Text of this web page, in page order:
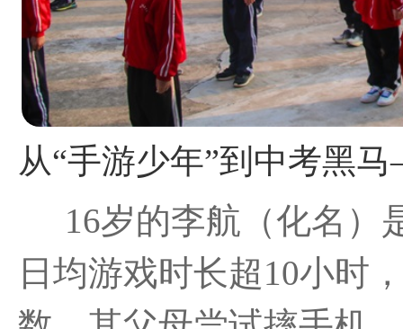
16岁的李航（化名）
日均游戏时长超10小时